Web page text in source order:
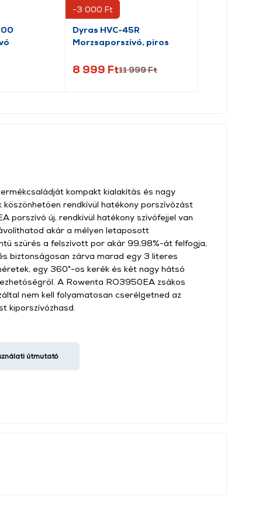
-3 000 Ft
Dyras HVC-45R
Morzsaporszívó, piros
8 999 Ft11 999 Ft
kompakt kialakítás és nagy
köszönhetően rendkívül hatékony porszívózást
porszívó új, rendkívül hatékony szívófejjel van
akár a mélyen letaposott
szűrés a felszívott por akár 99,98%-át felfogja,
biztonságosan zárva marad egy 3 literes
egy 360°-os kerék és két nagy hátsó
A Rowenta RO3950EA zsákos
nem kell folyamatosan cserélgetned az
kiporszívózhasd.
útmutató